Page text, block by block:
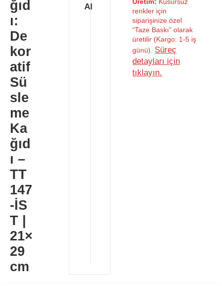
ğıd
ı:
De
kor
atif
Sü
sle
me
Ka
ğıd
ı –
TT
147
-İS
T |
21×
29
cm
Al
renkler için
siparişinize özel
“Taze Baskı” olarak
üretilir (Kargo: 1-5 iş
günü). Süreç
detayları için
tıklayın.